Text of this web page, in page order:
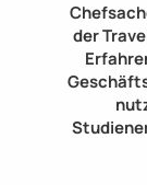
der